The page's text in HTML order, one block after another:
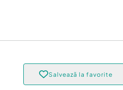
Salvează la favorite